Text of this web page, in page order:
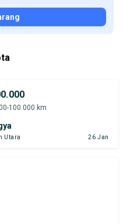
100.000 km
Utara 26 Jan